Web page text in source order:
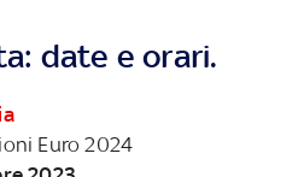
date e orari.
Euro 2024